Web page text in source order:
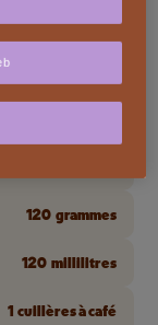
100 grammes
120 grammes
120 millilitres
1 cuillères à café